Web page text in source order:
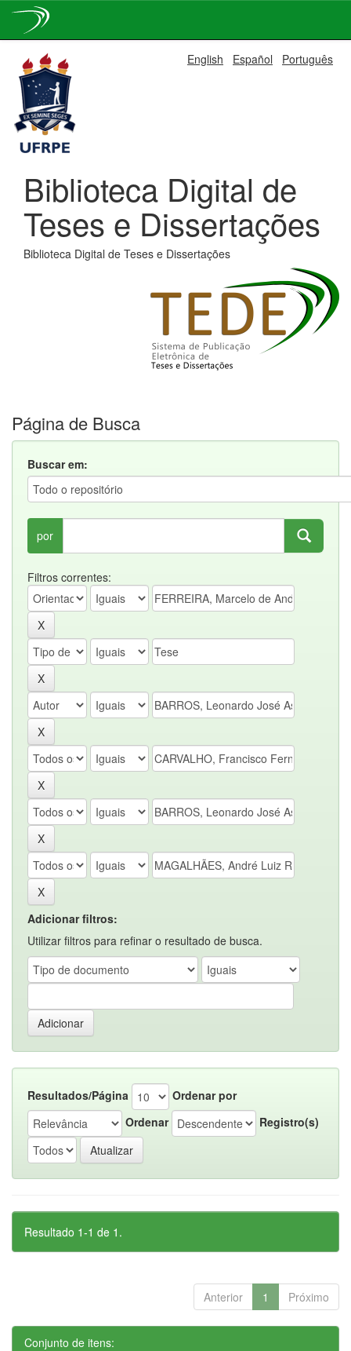
navigation
English Español Português
Biblioteca Digital de
Teses e Dissertações
Biblioteca Digital de Teses e Dissertações
Página de Busca
Buscar em:
por
Filtros correntes:
Adicionar filtros:
Utilizar filtros para refinar o resultado de busca.
Resultados/Página
Ordenar por
Ordenar
Registro(s)
Resultado 1-1 de 1.
Anterior 1 Próximo
Conjunto de itens: